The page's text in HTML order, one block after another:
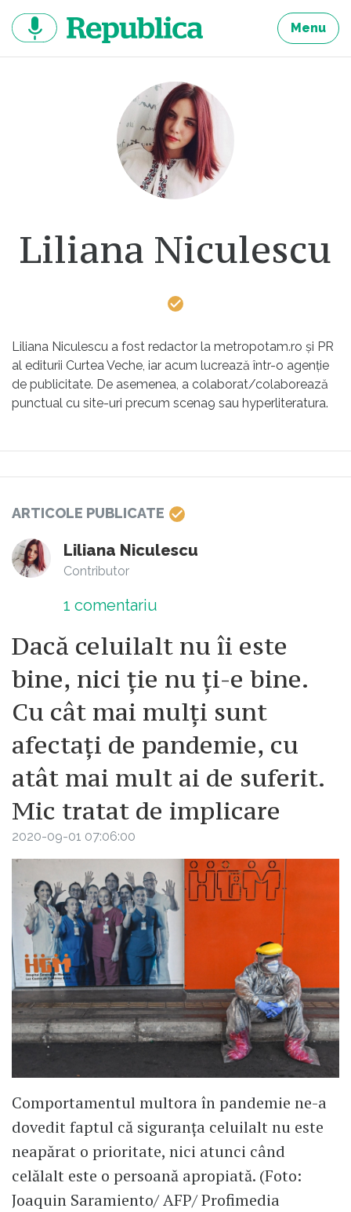
continut
Menu
Liliana Niculescu
Liliana Niculescu a fost redactor la metropotam.ro și PR
al editurii Curtea Veche, iar acum lucrează într-o agenție
de publicitate. De asemenea, a colaborat/colaborează
punctual cu site-uri precum scena9 sau hyperliteratura.
ARTICOLE PUBLICATE
Liliana Niculescu
Contributor
1 comentariu
Dacă celuilalt nu îi este
bine, nici ție nu ți-e bine.
Cu cât mai mulți sunt
afectați de pandemie, cu
atât mai mult ai de suferit.
Mic tratat de implicare
2020-09-01 07:06:00
Comportamentul multora în pandemie ne-a
dovedit faptul că siguranța celuilalt nu este
neapărat o prioritate, nici atunci când
celălalt este o persoană apropiată. (Foto:
Joaquin Saramiento/ AFP/ Profimedia